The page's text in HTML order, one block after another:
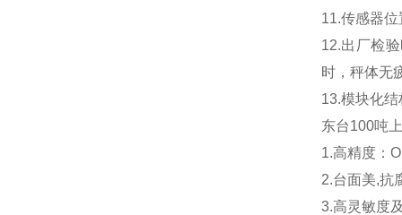
11.传感器位
12.出厂检
时，秤体无
13.模块化
东台100吨
1.高精度：
2.台面美,抗
3.高灵敏度